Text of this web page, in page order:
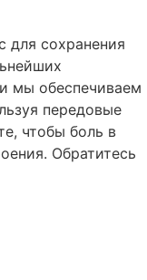
для сохранения
мы обеспечиваем
передовые
чтобы боль в
Обратитесь